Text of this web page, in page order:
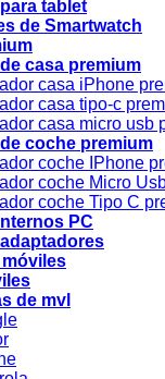
tablet
de Smartwatch
casa premium
casa iPhone
casa tipo-c
casa micro usb
coche premium
coche IPhone
coche Micro
coche Tipo C
PC
de mvl